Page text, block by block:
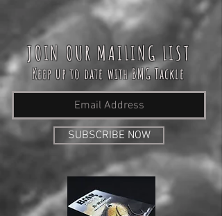
JOIN OUR MAILING LIST
Keep up to date with BMG Tackle
SUBSCRIBE NOW